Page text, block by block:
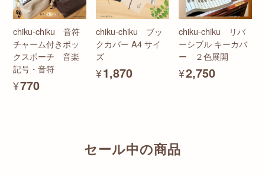
chiku-chiku 音符
チャーム付きボッ
クスポーチ 音楽
記号・音符
¥770
chiku-chiku ブッ
クカバー A4 サイ
ズ
¥1,870
chiku-chiku リバ
ーシブル キーカバ
ー ２色展開
¥2,750
セール中の商品